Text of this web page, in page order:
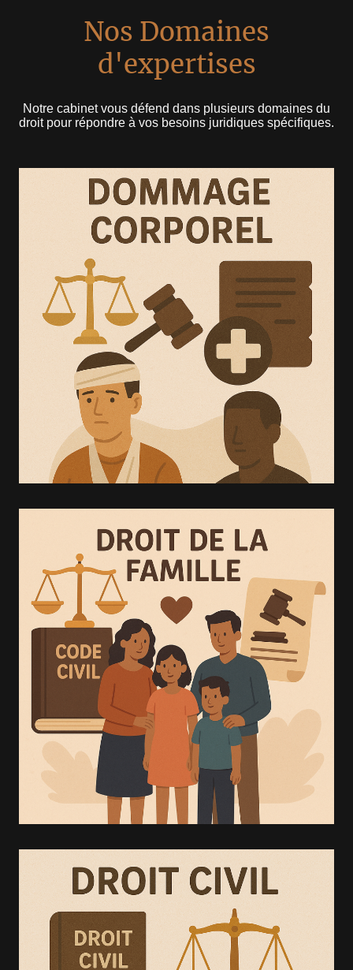
Nos Domaines
d'expertises
Notre cabinet vous défend dans plusieurs domaines du
droit pour répondre à vos besoins juridiques spécifiques.